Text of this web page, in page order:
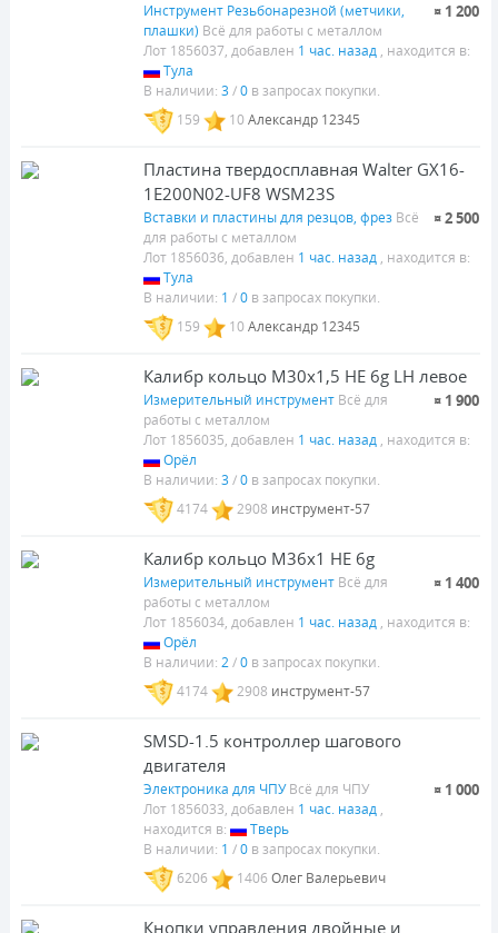
¤ 1 200
Инструмент Резьбонарезной (метчики,
плашки) Всё для работы с металлом
Лот 1856037, добавлен 1 час. назад , находится в:
Тула
В наличии: 3/0в запросах покупки.
159
10 Александр 12345
Пластина твердосплавная Walter GX16-
1E200N02-UF8 WSM23S
¤ 2 500
Вставки и пластины для резцов, фрезВсё
для работы с металлом
Лот 1856036, добавлен 1 час. назад , находится в:
Тула
В наличии: 1 /0в запросах покупки.
159
10 Александр 12345
Калибр кольцо М30х1,5 НЕ 6g LH левое
¤ 1 900
Измерительный инструментВсё для
работы с металлом
Лот 1856035, добавлен 1 час. назад , находится в:
Орёл
В наличии: 3/0в запросах покупки.
4174
2908 инструмент-57
Калибр кольцо М36х1 НЕ 6g
¤ 1 400
Измерительный инструментВсё для
работы с металлом
Лот 1856034, добавлен 1 час. назад , находится в:
Орёл
В наличии: 2/0в запросах покупки.
4174
2908 инструмент-57
SMSD-1.5 контроллер шагового
двигателя
¤ 1 000
Электроника для ЧПУВсё для ЧПУ
Лот 1856033, добавлен 1 час. назад ,
находится в:
Тверь
В наличии: 1 /0в запросах покупки.
6206
1406 Олег Валерьевич
Кнопки управления двойные и